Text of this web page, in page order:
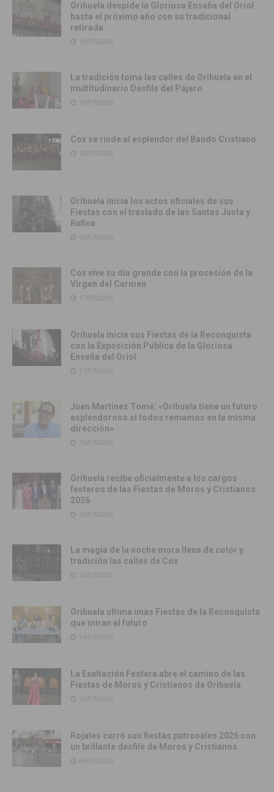
Orihuela despide la Gloriosa Enseña del Oriol
hasta el próximo año con su tradicional
retirada
19/07/2026
La tradición toma las calles de Orihuela en el
multitudinario Desfile del Pájaro
19/07/2026
Cox se rinde al esplendor del Bando Cristiano
18/07/2026
Orihuela inicia los actos oficiales de sus
Fiestas con el traslado de las Santas Justa y
Rufina
18/07/2026
Cox vive su día grande con la procesión de la
Virgen del Carmen
17/07/2026
Orihuela inicia sus Fiestas de la Reconquista
con la Exposición Pública de la Gloriosa
Enseña del Oriol
17/07/2026
Juan Martínez Tomé: «Orihuela tiene un futuro
esplendoroso si todos remamos en la misma
dirección»
16/07/2026
Orihuela recibe oficialmente a los cargos
festeros de las Fiestas de Moros y Cristianos
2026
16/07/2026
La magia de la noche mora llena de color y
tradición las calles de Cox
16/07/2026
Orihuela ultima unas Fiestas de la Reconquista
que miran al futuro
14/07/2026
La Exaltación Festera abre el camino de las
Fiestas de Moros y Cristianos de Orihuela
12/07/2026
Rojales cerró sus fiestas patronales 2026 con
un brillante desfile de Moros y Cristianos
06/07/2026